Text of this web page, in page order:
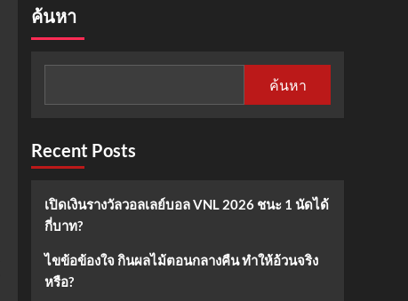
ค้นหา
ค้นหา
Recent Posts
เปิดเงินรางวัลวอลเลย์บอล VNL 2026 ชนะ 1 นัดได้
กี่บาท?
ไขข้อข้องใจ กินผลไม้ตอนกลางคืน ทำให้อ้วนจริง
หรือ?